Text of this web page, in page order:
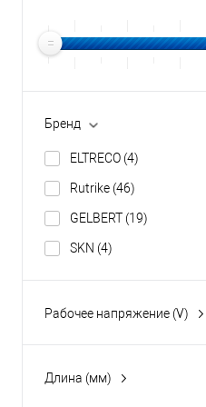
Бренд
ELTRECO (4)
Rutrike (46)
GELBERT (19)
SKN (4)
Рабочее напряжение (V)
Длина (мм)